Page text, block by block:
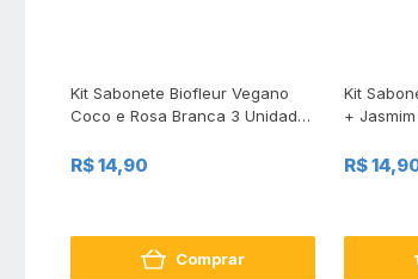
Kit Sabonete Biofleur Vegano
Coco e Rosa Branca 3 Unidades
R$ 14,90
Comprar
Kit
+
R$